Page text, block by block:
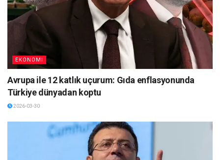
EKONOMI
Avrupa ile 12 katlık uçurum: Gıda enflasyonunda
Türkiye dünyadan koptu
2026-03-30